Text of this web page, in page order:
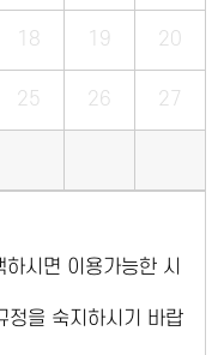
18 19 20
25 26 27
시면 이용가능한 시
정을 숙지하시기 바랍